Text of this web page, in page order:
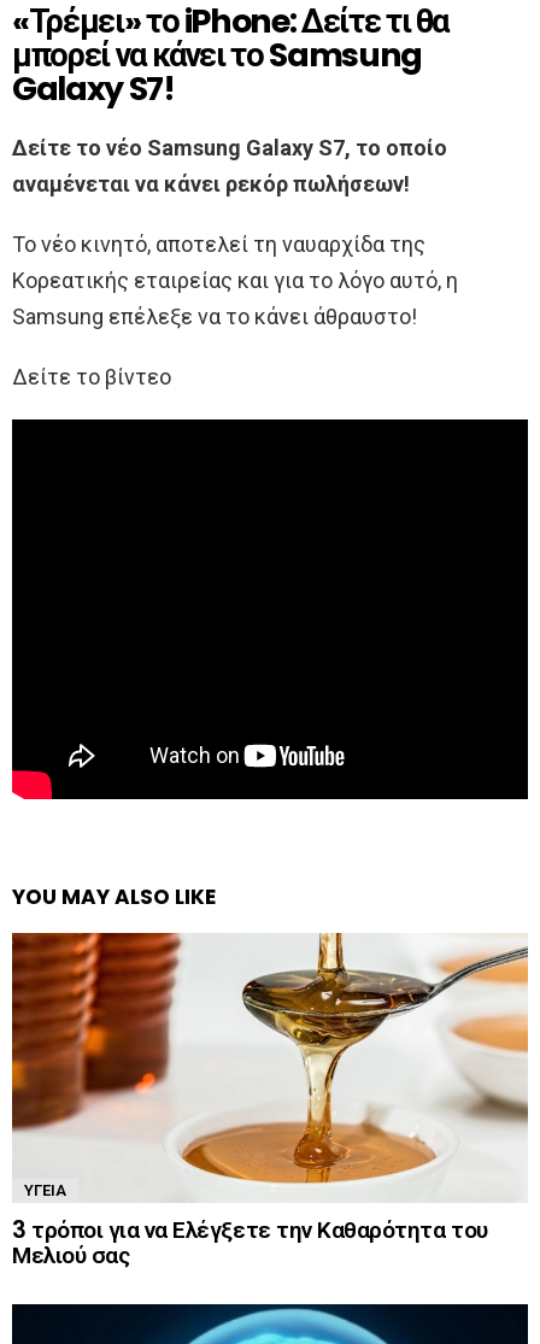
«Τρέμει» το iPhone: Δείτε τι θα
μπορεί να κάνει το Samsung
Galaxy S7!
Δείτε το νέο Samsung Galaxy S7, το οποίο
αναμένεται να κάνει ρεκόρ πωλήσεων!
Το νέο κινητό, αποτελεί τη ναυαρχίδα της
Κορεατικής εταιρείας και για το λόγο αυτό, η
Samsung επέλεξε να το κάνει άθραυστο!
Δείτε το βίντεο
YOU MAY ALSO LIKE
ΥΓΕΊΑ
3 τρόποι για να Ελέγξετε την Καθαρότητα του
Μελιού σας